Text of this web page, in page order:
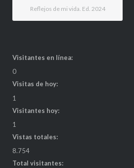
Reflejos de mi vida. Ed. 2024
Visitantes en línea:
0
Visitas de hoy:
1
Visitantes hoy:
1
Vistas totales:
8.754
Total visitantes: